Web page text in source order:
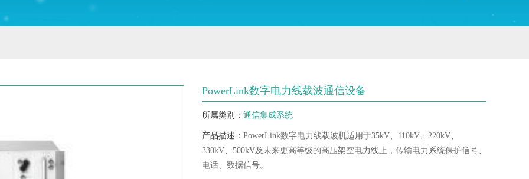
PowerLink数字电力线载波通信设备
所属类别： 通信集成系统
产品描述： PowerLink数字电力线载波机适用于35kV、110kV、220kV、
330kV、500kV及未来更高等级的高压架空电力线上，传输电力系统保护信号、
电话、数据信号。